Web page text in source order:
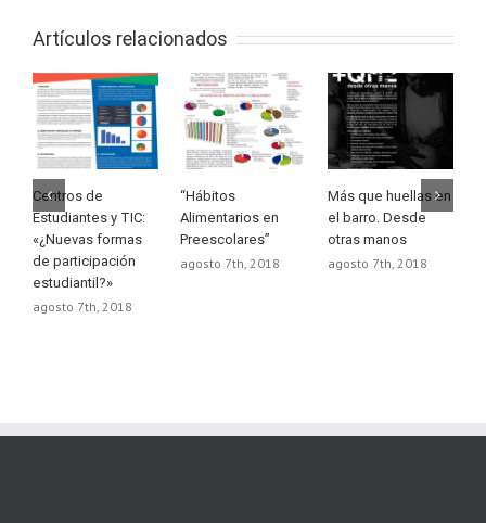
Artículos relacionados
Centros de
Estudiantes y TIC:
«¿Nuevas formas
de participación
estudiantil?»
agosto 7th, 2018
“Hábitos
Alimentarios en
Preescolares”
agosto 7th, 2018
Más que huellas en
el barro. Desde
otras manos
agosto 7th, 2018